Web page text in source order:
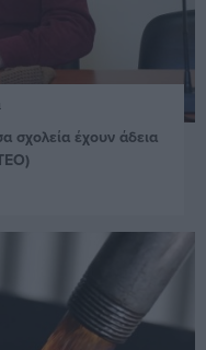
σχολεία έχουν άδεια